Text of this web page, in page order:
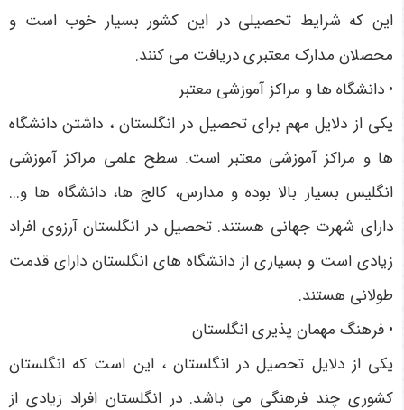
این که شرایط تحصیلی در این کشور بسیار خوب است و
محصلان مدارک معتبری دریافت می کنند.
• دانشگاه ها و مراکز آموزشی معتبر
یکی از دلایل مهم برای تحصیل در انگلستان ، داشتن دانشگاه
ها و مراکز آموزشی معتبر است. سطح علمی مراکز آموزشی
انگلیس بسیار بالا بوده و مدارس، کالج ها، دانشگاه ها و...
دارای شهرت جهانی هستند. تحصیل در انگلستان آرزوی افراد
زیادی است و بسیاری از دانشگاه های انگلستان دارای قدمت
طولانی هستند.
• فرهنگ مهمان پذیری انگلستان
یکی از دلایل تحصیل در انگلستان ، این است که انگلستان
کشوری چند فرهنگی می باشد. در انگلستان افراد زیادی از